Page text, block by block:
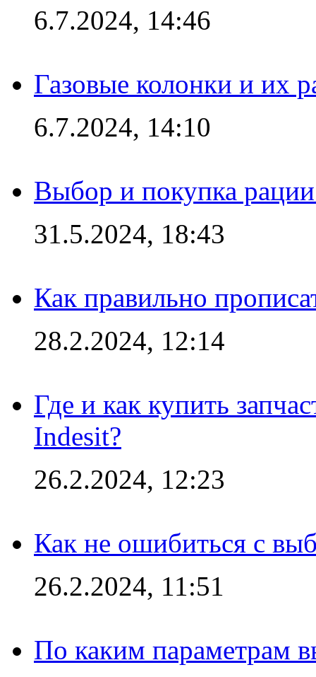
6.7.2024, 14:46
Газовые колонки и их
6.7.2024, 14:10
Выбор и покупка
31.5.2024, 18:43
Как правильно
28.2.2024, 12:14
Где и как купить
Indesit?
26.2.2024, 12:23
Как не ошибиться с
26.2.2024, 11:51
По каким параметрам